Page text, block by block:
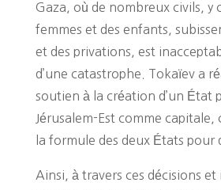
Gaza, où de nombreux civils, y
femmes et des enfants,
et des privations, est
d’une catastrophe. Tokaïev a
soutien à la création d’un État
Jérusalem-Est comme
la formule des deux États pour
Ainsi, à travers ces décisions